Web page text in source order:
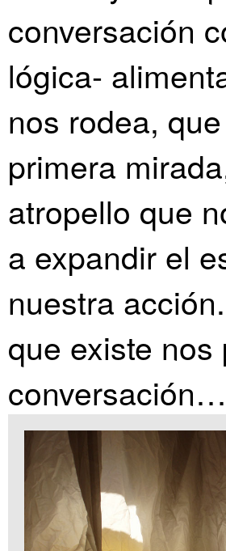
conversación
lógica-
nos rodea,
primera
atropello que
a expandir el
nuestra
que existe
conversación…